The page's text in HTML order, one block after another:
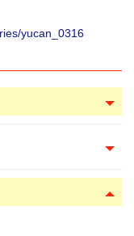
yucan_0316